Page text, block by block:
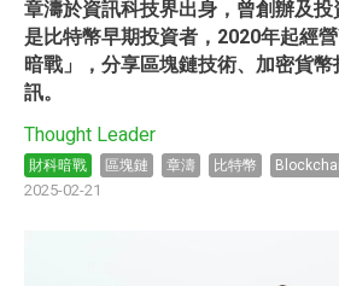
章濤於資訊科技界出身，曾創辦及
是比特幣早期投資者，2020年起經
暗戰」，分享區塊鏈技術、加密貨
訊。
Thought Leader
財科暗戰 區塊鏈 章濤 比特幣
2025-02-21